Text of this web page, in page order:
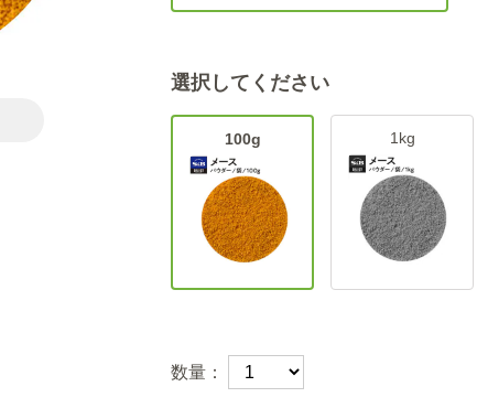
選択してください
100g 1kg
数量：